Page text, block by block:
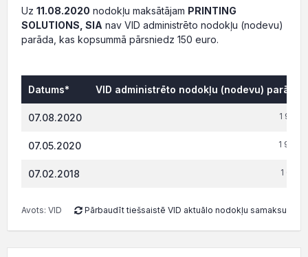
Uz 11.08.2020 nodokļu maksātājam PRINTING
SOLUTIONS, SIA nav VID administrēto nodokļu (nodevu)
parāda, kas kopsummā pārsniedz 150 euro.
Datums* VID administrēto nodokļu (nodevu) parāds,
07.08.2020 1
07.05.2020 1
07.02.2018 1
Avots: VID Pārbaudīt tiešsaistē VID aktuālo nodokļu samaksu